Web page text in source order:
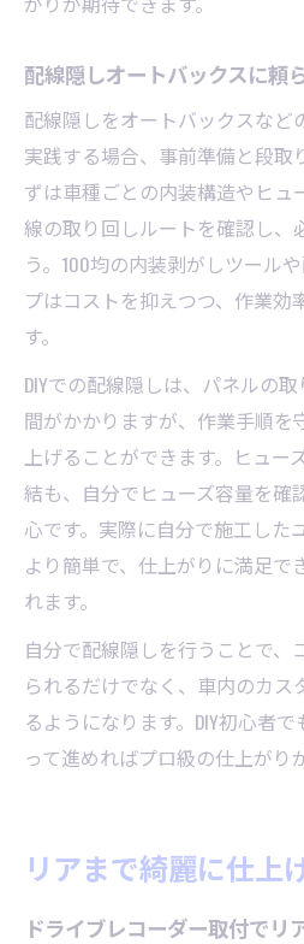
配線隠しオートバックスに頼
配線隠しをオートバックスなど
実践する場合、事前準備と段取
ずは車種ごとの内装構造やヒュ
線の取り回しルートを確認し、
う。100均の内装剥がしツール
プはコストを抑えつつ、作業効
す。
DIYでの配線隠しは、パネルの
間がかかりますが、作業手順を
上げることができます。ヒュー
結も、自分でヒューズ容量を確
心です。実際に自分で施工した
より簡単で、仕上がりに満足で
れます。
自分で配線隠しを行うことで、
られるだけでなく、車内のカス
るようになります。DIY初心者
って進めればプロ級の仕上がり
リアまで綺麗に仕上
ドライブレコーダー取付でリ